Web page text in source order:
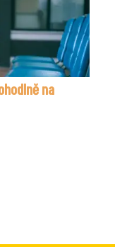
na